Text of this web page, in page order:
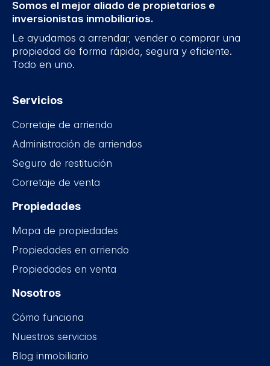
Somos el mejor aliado de propietarios e
inversionistas inmobiliarios.
Le ayudamos a arrendar, vender o comprar una
propiedad de forma rápida, segura y eficiente.
Todo en uno.
Servicios
Corretaje de arriendo
Administración de arriendos
Seguro de restitución
Corretaje de venta
Propiedades
Mapa de propiedades
Propiedades en arriendo
Propiedades en venta
Nosotros
Cómo funciona
Nuestros servicios
Blog inmobiliario